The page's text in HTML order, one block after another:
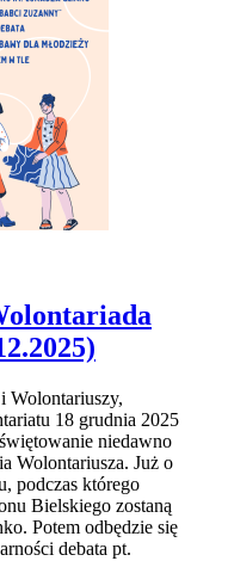
Wolontariuszy,
18 grudnia 2025
niedawno
Wolontariusza. Już o
podczas którego
Bielskiego zostaną
Potem odbędzie się
debata pt.